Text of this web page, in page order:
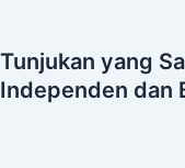
Tunjukan yang
Independen dan